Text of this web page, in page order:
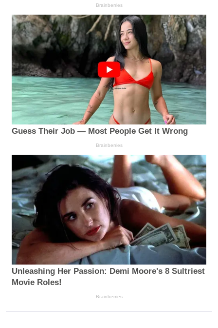
Brainberries
Guess Their Job — Most People Get It Wrong
Brainberries
Unleashing Her Passion: Demi Moore's 8 Sultriest
Movie Roles!
Brainberries